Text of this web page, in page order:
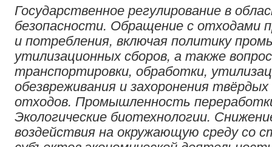
Государственное регулирование в
безопасности. Обращение с отходами
и потребления, включая политику
утилизационных сборов, а также
транспортировки, обработки,
обезвреживания и захоронения
отходов. Промышленность
Экологические биотехнологии.
воздействия на окружающую среду со